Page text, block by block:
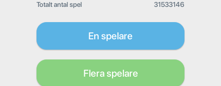
Totalt antal spel 31533146
En spelare
Flera spelare